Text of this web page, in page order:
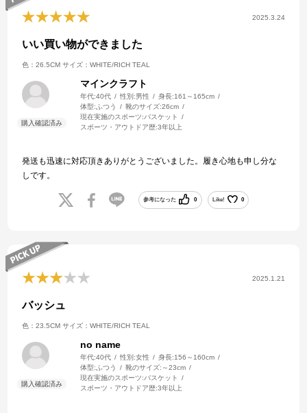
2025.3.24
いい買い物ができました
色：26.5CM サイズ：WHITE/RICH TEAL
マインクラフト
年代:40代 性別:男性 身長:161～165cm
体型: ふつう 靴のサイズ:26cm
現在実施のスポーツ:バスケット
スポーツ・アウトドア歴:3年以上
発送も迅速に対応頂きありがとうございました。履き心地も申し分な
しです。
参考になった 0 Like! 0
2025.1.21
バッシュ
色：23.5CM サイズ：WHITE/RICH TEAL
no name
年代:40代 性別:女性 身長:156～160cm
体型:ふつう 靴のサイズ: ～23cm
現在実施のスポーツ:バスケット
スポーツ・アウトドア歴:3年以上